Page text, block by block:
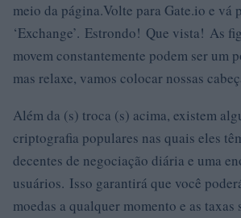
meio da página.Volte para Gate.io e vá
‘Exchange’. Estrondo! Que vista! As
movem constantemente podem ser um
mas relaxe, vamos colocar nossas
Além da (s) troca (s) acima, existem
criptografia populares nas quais eles
decentes de negociação diária e uma
usuários. Isso garantirá que você
moedas a qualquer momento e as taxas